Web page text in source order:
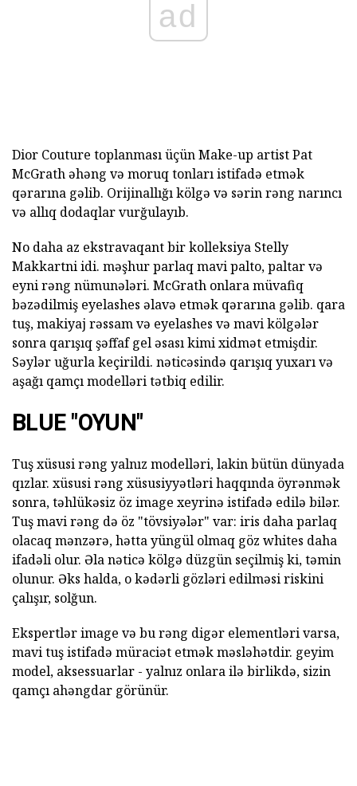
ad
Dior Couture toplanması üçün Make-up artist Pat
McGrath əhəng və moruq tonları istifadə etmək
qərarına gəlib. Orijinallığı kölgə və sərin rəng narıncı
və allıq dodaqlar vurğulayıb.
No daha az ekstravaqant bir kolleksiya Stelly
Makkartni idi. məşhur parlaq mavi palto, paltar və
eyni rəng nümunələri. McGrath onlara müvafiq
bəzədilmiş eyelashes əlavə etmək qərarına gəlib. qara
tuş, makiyaj rəssam və eyelashes və mavi kölgələr
sonra qarışıq şəffaf gel əsası kimi xidmət etmişdir.
Səylər uğurla keçirildi. nəticəsində qarışıq yuxarı və
aşağı qamçı modelləri tətbiq edilir.
BLUE "OYUN"
Tuş xüsusi rəng yalnız modelləri, lakin bütün dünyada
qızlar. xüsusi rəng xüsusiyyətləri haqqında öyrənmək
sonra, təhlükəsiz öz image xeyrinə istifadə edilə bilər.
Tuş mavi rəng də öz "tövsiyələr" var: iris daha parlaq
olacaq mənzərə, hətta yüngül olmaq göz whites daha
ifadəli olur. Əla nəticə kölgə düzgün seçilmiş ki, təmin
olunur. Əks halda, o kədərli gözləri edilməsi riskini
çalışır, solğun.
Ekspertlər image və bu rəng digər elementləri varsa,
mavi tuş istifadə müraciət etmək məsləhətdir. geyim
model, aksessuarlar - yalnız onlara ilə birlikdə, sizin
qamçı ahəngdar görünür.